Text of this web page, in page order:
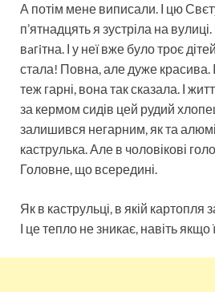
А потім мене виписали. І цю
п’ятнадцять я зустріла на
вaгiтна. І у неї вже було троє
стала! Повна, але дуже красива.
теж гарні, вона так сказала. І
за кермом сидів цей рудий
залишився негарним, як та
каструлька. Але в чоловікові
Головне, що всередині.
Як в каструльці, в якій
І це тепло не зникає, навіть якщо